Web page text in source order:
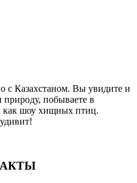
с Казахстаном. Вы увидите и
природу, побываете в
как шоу хищных птиц.